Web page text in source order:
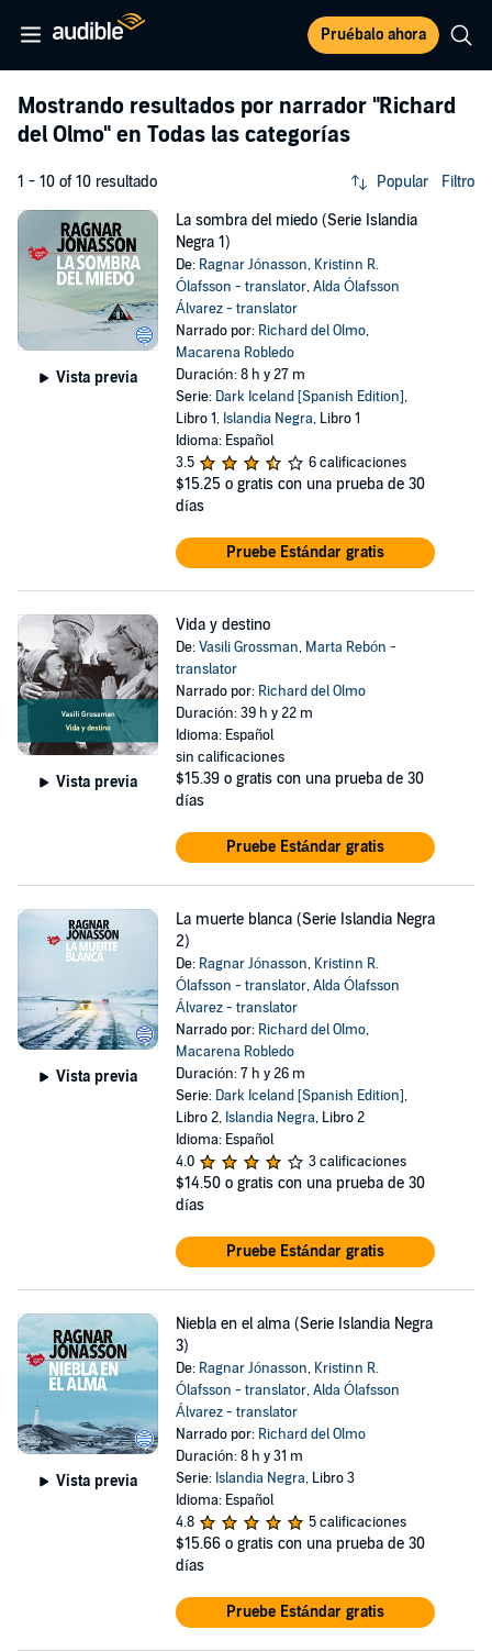
Pruébalo ahora
Mostrando resultados por narrador "Richard
del Olmo" en Todas las categorías
1 - 10 of 10 resultado Popular Filtro
Vista previa
La sombra del miedo (Serie Islandia
Negra 1)
De: Ragnar Jónasson, Kristinn R.
Ólafsson - translator,Alda Ólafsson
Álvarez - translator
Narrado por: Richard del Olmo,
Macarena Robledo
Duración: 8 h y 27 m
Serie: Dark Iceland [Spanish Edition],
Libro 1, Islandia Negra, Libro 1
Idioma: Español
3.5
6 calificaciones
$15.25 o gratis con una prueba de 30
días
Pruebe Estándar gratis
Vista previa
Vida y destino
De:Vasili Grossman, Marta Rebón -
translator
Narrado por: Richard del Olmo
Duración: 39 h y 22 m
Idioma: Español
sin calificaciones
$15.39 o gratis con una prueba de 30
días
Pruebe Estándar gratis
Vista previa
La muerte blanca (Serie Islandia Negra
2)
De: Ragnar Jónasson, Kristinn R.
Ólafsson - translator,Alda Ólafsson
Álvarez - translator
Narrado por: Richard del Olmo,
Macarena Robledo
Duración: 7 h y 26 m
Serie: Dark Iceland [Spanish Edition],
Libro 2, Islandia Negra, Libro 2
Idioma: Español
4.0
3 calificaciones
$14.50 o gratis con una prueba de 30
días
Pruebe Estándar gratis
Vista previa
Niebla en el alma (Serie Islandia Negra
3)
De: Ragnar Jónasson, Kristinn R.
Ólafsson - translator,Alda Ólafsson
Álvarez - translator
Narrado por: Richard del Olmo
Duración: 8 h y 31 m
Serie: Islandia Negra, Libro 3
Idioma: Español
4.8
5 calificaciones
$15.66 o gratis con una prueba de 30
días
Pruebe Estándar gratis